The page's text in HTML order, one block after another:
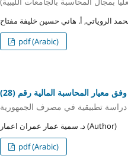
pdf (Arabic)
معيار المحاسبة المالية رقم (28)
دراسة تطبيقية في مصرف الجمهورية
د. سمية عمار عمران اعمار (Author)
pdf (Arabic)